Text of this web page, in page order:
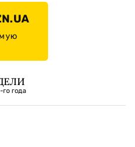
года